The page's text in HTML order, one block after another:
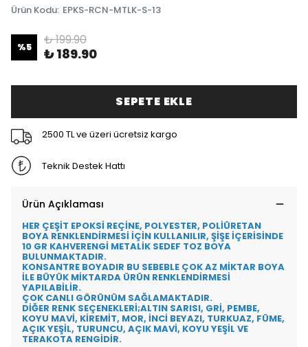
Ürün Kodu: EPKS-RCN-MTLK-S-13
%5 ₺ 199.90
₺ 189.90
SEPETE EKLE
2500 TL ve üzeri ücretsiz kargo
Teknik Destek Hattı
Ürün Açıklaması
HER ÇEŞİT EPOKSİ REÇİNE, POLYESTER, POLİÜRETAN
BOYA RENKLENDİRMESİ İÇİN KULLANILIR, ŞİŞE İÇERİSİNDE
10 GR KAHVERENGİ METALİK SEDEF TOZ BOYA
BULUNMAKTADIR.
KONSANTRE BOYADIR BU SEBEBLE ÇOK AZ MİKTAR BOYA
İLE BÜYÜK MİKTARDA ÜRÜN RENKLENDİRMESİ
YAPILABİLİR.
ÇOK CANLI GÖRÜNÜM SAĞLAMAKTADIR.
DİĞER RENK SEÇENEKLERİ;ALTIN SARISI, GRİ, PEMBE,
KOYU MAVİ, KİREMİT, MOR, İNCİ BEYAZI, TURKUAZ, FÜME,
AÇIK YEŞİL, TURUNCU, AÇIK MAVİ, KOYU YEŞİL VE
TERAKOTA RENGİDİR.